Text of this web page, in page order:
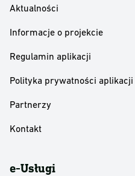
Aktualności
Informacje o projekcie
Regulamin aplikacji
Polityka prywatności aplikacji
Partnerzy
Kontakt
e-Usługi